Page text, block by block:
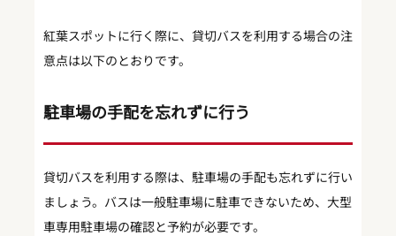
紅葉スポットに行く際に、貸切バスを利用する場合の注
意点は以下のとおりです。
駐車場の手配を忘れずに行う
貸切バスを利用する際は、駐車場の手配も忘れずに行い
ましょう。バスは一般駐車場に駐車できないため、大型
車専用駐車場の確認と予約が必要です。